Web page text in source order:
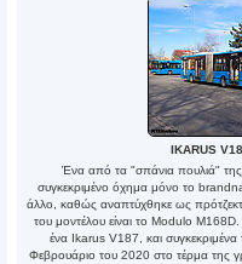
IKARUS
Ένα από τα "σπάνια πουλιά"
συγκεκριμένο όχημα μόνο το
άλλο, καθώς αναπτύχθηκε ως
του μοντέλου είναι το Modulo
ένα Ikarus V187, και
Φεβρουάριο του 2020 στο τέρμα της